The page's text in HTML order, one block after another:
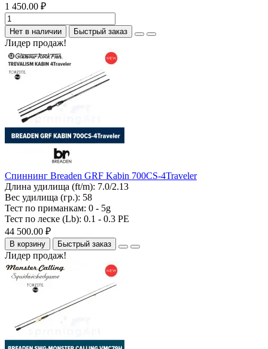
1 450.00 ₽
Нет в наличии Быстрый заказ
Лидер продаж!
Спиннинг Breaden GRF Kabin 700CS-4Traveler
Длина удилища (ft/m): 7.0/2.13
Вес удилища (гр.): 58
Тест по приманкам: 0 - 5g
Тест по леске (Lb): 0.1 - 0.3 PE
44 500.00 ₽
В корзину Быстрый заказ
Лидер продаж!